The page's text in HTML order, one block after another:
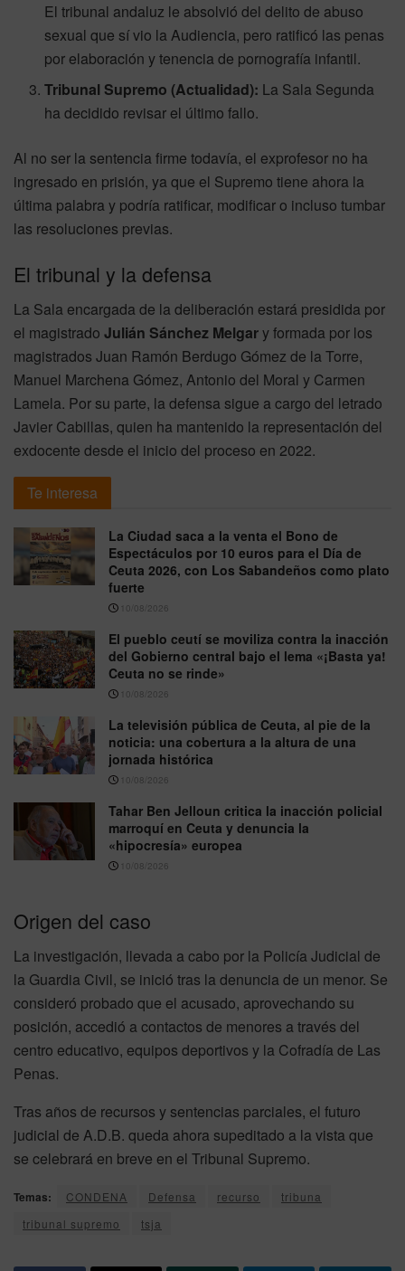
El tribunal andaluz le absolvió del delito de abuso
sexual que sí vio la Audiencia, pero ratificó las penas
por elaboración y tenencia de pornografía infantil.
Tribunal Supremo (Actualidad): La Sala Segunda
ha decidido revisar el último fallo.
Al no ser la sentencia firme todavía, el exprofesor no ha
ingresado en prisión, ya que el Supremo tiene ahora la
última palabra y podría ratificar, modificar o incluso tumbar
las resoluciones previas.
El tribunal y la defensa
La Sala encargada de la deliberación estará presidida por
el magistrado Julián Sánchez Melgary formada por los
magistrados Juan Ramón Berdugo Gómez de la Torre,
Manuel Marchena Gómez, Antonio del Moral y Carmen
Lamela. Por su parte, la defensa sigue a cargo del letrado
Javier Cabillas, quien ha mantenido la representación del
exdocente desde el inicio del proceso en 2022.
Te interesa
La Ciudad saca a la venta el Bono de
Espectáculos por 10 euros para el Día de
Ceuta 2026, con Los Sabandeños como plato
fuerte
10/08/2026
El pueblo ceutí se moviliza contra la inacción
del Gobierno central bajo el lema «¡Basta ya!
Ceuta no se rinde»
10/08/2026
La televisión pública de Ceuta, al pie de la
noticia: una cobertura a la altura de una
jornada histórica
10/08/2026
Tahar Ben Jelloun critica la inacción policial
marroquí en Ceuta y denuncia la
«hipocresía» europea
10/08/2026
Origen del caso
La investigación, llevada a cabo por la Policía Judicial de
la Guardia Civil, se inició tras la denuncia de un menor. Se
consideró probado que el acusado, aprovechando su
posición, accedió a contactos de menores a través del
centro educativo, equipos deportivos y la Cofradía de Las
Penas.
Tras años de recursos y sentencias parciales, el futuro
judicial de A.D.B. queda ahora supeditado a la vista que
se celebrará en breve en el Tribunal Supremo.
Temas: CONDENA Defensa recurso
tribuna
tribunal supremo
tsja